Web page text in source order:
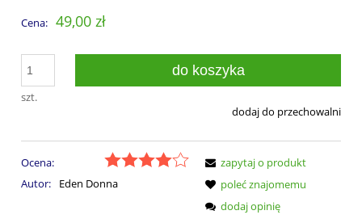
Cena: 49,00 zł
szt.
do koszyka
dodaj do przechowalni
Ocena:
Autor:
Eden Donna
zapytaj o produkt
poleć znajomemu
dodaj opinię